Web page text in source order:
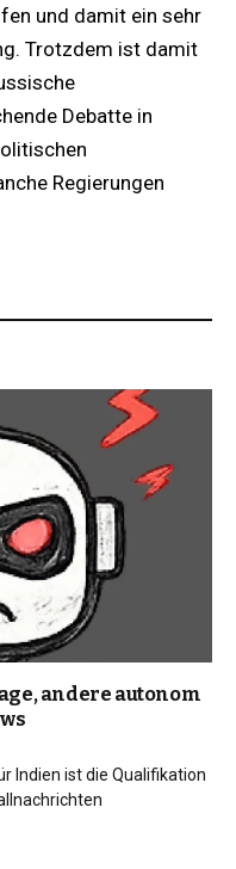
und damit ein sehr
Trotzdem ist damit
Debatte in
Regierungen
andere autonom